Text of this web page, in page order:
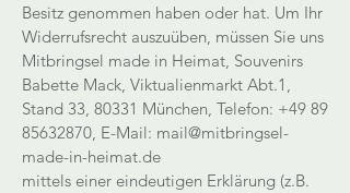
Besitz genommen haben oder hat. Um Ihr
Widerrufsrecht auszuüben, müssen Sie uns
Mitbringsel made in Heimat, Souvenirs
Babette Mack, Viktualienmarkt Abt.1,
Stand 33, 80331 München, Telefon: +49 89
85632870, E-Mail: mail@mitbringsel-
made-in-heimat.de
mittels einer eindeutigen Erklärung (z.B.